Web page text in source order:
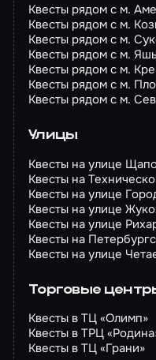
Квесты рядом с м.
Квесты рядом с м.
Квесты рядом с м.
Квесты рядом с м.
Квесты рядом с м.
Квесты рядом с м.
Квесты рядом с м.
Улицы
Квесты на улице
Квесты на
Квесты на улице
Квесты на улице
Квесты на улице
Квесты на
Квесты на улице
Торговые
Квесты в ТЦ «Олимп»
Квесты в ТРЦ
Квесты в ТЦ «Грани»